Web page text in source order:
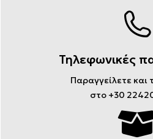
Τηλεφωνικές
Παραγγείλετε και
στο +30